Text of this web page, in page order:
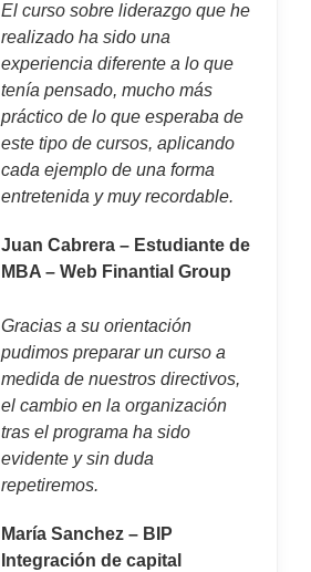
El curso sobre liderazgo que he
realizado ha sido una
experiencia diferente a lo que
tenía pensado, mucho más
práctico de lo que esperaba de
este tipo de cursos, aplicando
cada ejemplo de una forma
entretenida y muy recordable.
Juan Cabrera – Estudiante de
MBA – Web Finantial Group
Gracias a su orientación
pudimos preparar un curso a
medida de nuestros directivos,
el cambio en la organización
tras el programa ha sido
evidente y sin duda
repetiremos.
María Sanchez – BIP
Integración de capital